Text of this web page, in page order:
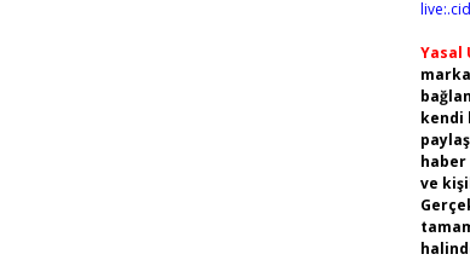
Yasal
kendi
ve